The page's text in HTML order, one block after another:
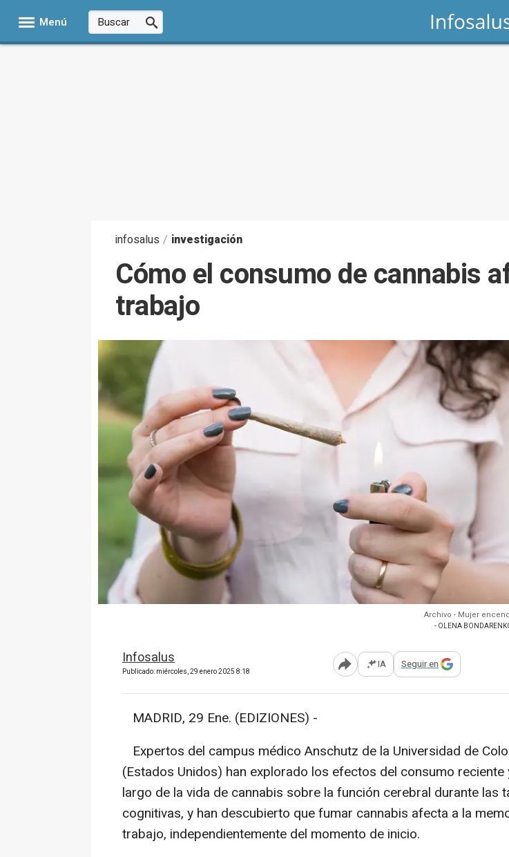
Menú
infosalus / investigación
Cómo el consumo de cannabis
trabajo
Archivo - Mujer
- OLENA
Infosalus
Publicado: miércoles, 29 enero 2025 8:18 Abrir opciones para compartir
IA Seguir en
MADRID, 29 Ene. (EDIZIONES) -
Expertos del campus médico Anschutz de la Universidad de
(Estados Unidos) han explorado los efectos del consumo reciente
largo de la vida de cannabis sobre la función cerebral durante las
cognitivas, y han descubierto que fumar cannabis afecta a la
trabajo, independientemente del momento de inicio.